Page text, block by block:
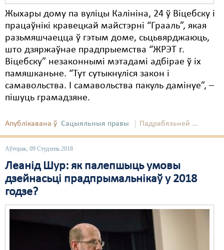
Жыхары дому па вуліцы Калініна, 24 ў Віцебску і
працаўнікі кравецкай майстэрні “Грааль”, якая
разьмяшчаецца ў гэтым доме, сьцьвярджаюць,
што дзяржаўнае прадпрыемства “ЖРЭТ г.
Віцебску” незаконнымі мэтадамі адбірае ў іх
памяшканьне. “Тут сутыкнуліся закон і
самавольства. І самавольства пакуль дамінуе”, –
пішуць грамадзяне.
Апублікавана ў Сацыяльныя правы Падрабязьней ...
Аўторак, 09 Студзень 2018
Леанід Шур: як палепшыць умовы
дзейнасьці прадпрымальнікаў у 2018
годзе?
Мірныя сходы
Палітвязьні
Праваабаронцы
Пэнітэнцыярная сыстэма
Распальваньне варожасьці
Рознае
Свабода слова
Свабода сумленьня
Сьмяротнае пакараньне